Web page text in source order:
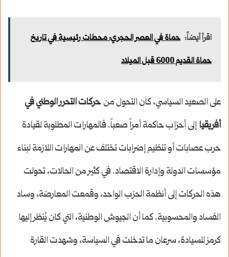
اقرأ أيضاً: حماة في العصر الحجري: محطات رئيسية في تاريخ
حماة القديم 6000 قبل الميلاد
على الصعيد السياسي، كان التحول منحركات التحرر الوطني في
أفريقيا إلى أحزاب حاكمة أمراً صعباً. فالمهارات المطلوبة لقيادة
حرب عصابات أو تنظيم إضرابات تختلف عن المهارات اللازمة لبناء
مؤسسات الدولة وإدارة الاقتصاد. في كثير من الحالات، تحولت
هذه الحركات إلى أنظمة الحزب الواحد، وقمعت المعارضة، وساد
الفساد والمحسوبية. كما أن الجيوش الوطنية، التي كان يُنظر إليها
كرمز للسيادة، سرعان ما تدخلت في السياسة، وشهدت القارة